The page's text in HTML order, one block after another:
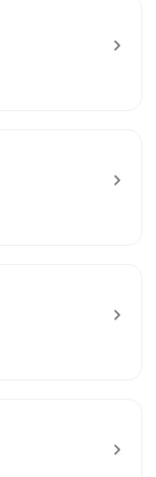
chevron_right
chevron_right
chevron_right
chevron_right